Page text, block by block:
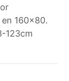
160x80.
123cm